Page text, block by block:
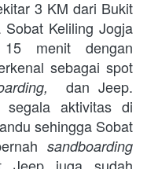
3 KM dari Bukit
Sobat Keliling Jogja
menit dengan
sebagai spot
dan Jeep.
aktivitas di
sehingga Sobat